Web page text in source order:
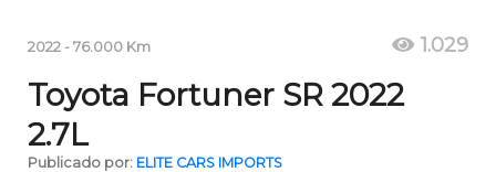
2022 -76.000 Km 1.029
Toyota Fortuner SR 2022
2.7L
Publicado por: ELITE CARS IMPORTS